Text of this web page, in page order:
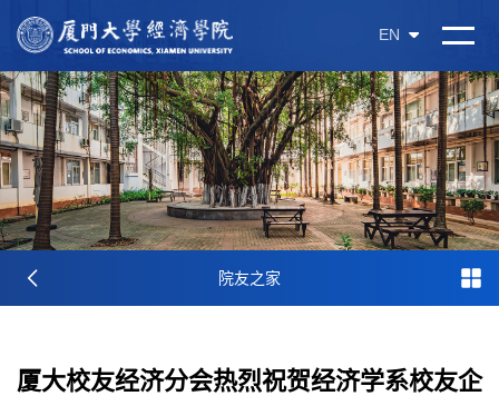
EN
院友之家
厦大校友经济分会热烈祝贺经济学系校友企